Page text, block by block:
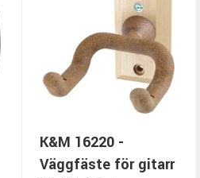
K&M 16220 -
Väggfäste för gitarr